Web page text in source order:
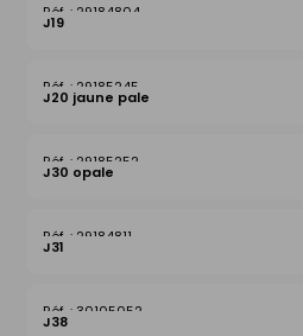
29184804
J19
29185245
J20 jaune pale
29185252
J30 opale
29184811
J31
30105052
J38